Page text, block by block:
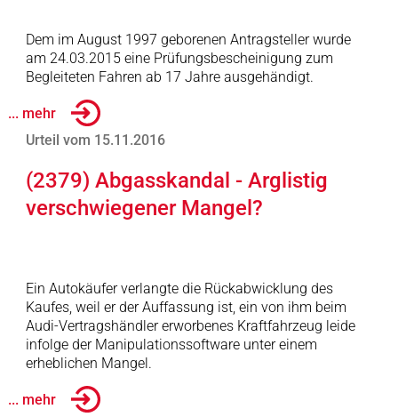
Dem im August 1997 geborenen Antragsteller wurde
am 24.03.2015 eine Prüfungsbescheinigung zum
Begleiteten Fahren ab 17 Jahre ausgehändigt.
... mehr
Urteil vom 15.11.2016
(2379) Abgasskandal - Arglistig
verschwiegener Mangel?
Ein Autokäufer verlangte die Rückabwicklung des
Kaufes, weil er der Auffassung ist, ein von ihm beim
Audi-Vertragshändler erworbenes Kraftfahrzeug leide
infolge der Manipulationssoftware unter einem
erheblichen Mangel.
... mehr